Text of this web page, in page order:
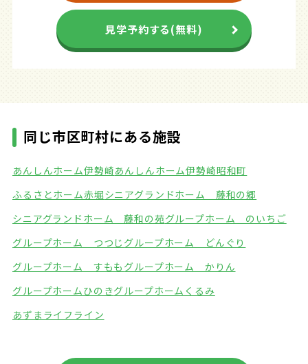
見学予約する(無料)
同じ市区町村にある施設
あんしんホーム伊勢崎あんしんホーム伊勢崎昭和町
ふるさとホーム赤堀シニアグランドホーム 藤和の郷
シニアグランドホーム 藤和の苑グループホーム のいちご
グループホーム つつじ グループホーム どんぐり
グループホーム すもも グループホーム かりん
グループホームひのきグループホームくるみ
あずまライフライン